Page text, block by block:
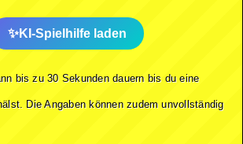
KI-Spielhilfe laden
bis zu 30 Sekunden dauern bis du eine
Die Angaben können zudem unvollständig